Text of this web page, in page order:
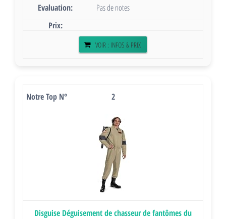
Pas de notes
VOIR : INFOS & PRIX
2
Disguise Déguisement de chasseur de fantômes du